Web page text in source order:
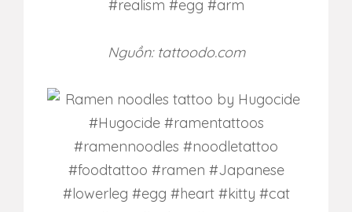
Nguồn: tattoodo.com